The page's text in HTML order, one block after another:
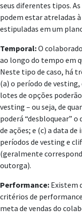
seus diferentes tipos.
podem estar atreladas
estipuladas em um
Temporal:O
ao longo do tempo em
Neste tipo de caso, há
(a) o período de
lotes de opções
vesting – ou seja, de
poderá “desbloquear”
de ações; e (c) a data de
períodos de vesting e
(geralmente
outorga).
Performance: Existem
critérios de
meta de vendas do